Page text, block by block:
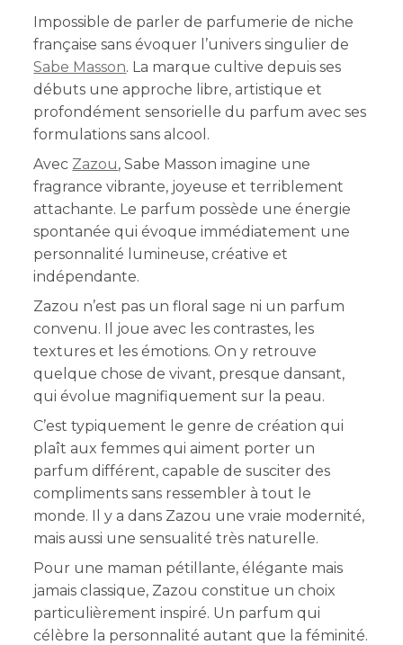
Impossible de parler de parfumerie de niche
française sans évoquer l’univers singulier de
Sabe Masson. La marque cultive depuis ses
débuts une approche libre, artistique et
profondément sensorielle du parfum avec ses
formulations sans alcool.
Avec Zazou, Sabe Masson imagine une
fragrance vibrante, joyeuse et terriblement
attachante. Le parfum possède une énergie
spontanée qui évoque immédiatement une
personnalité lumineuse, créative et
indépendante.
Zazou n’est pas un floral sage ni un parfum
convenu. Il joue avec les contrastes, les
textures et les émotions. On y retrouve
quelque chose de vivant, presque dansant,
qui évolue magnifiquement sur la peau.
C’est typiquement le genre de création qui
plaît aux femmes qui aiment porter un
parfum différent, capable de susciter des
compliments sans ressembler à tout le
monde. Il y a dans Zazou une vraie modernité,
mais aussi une sensualité très naturelle.
Pour une maman pétillante, élégante mais
jamais classique, Zazou constitue un choix
particulièrement inspiré. Un parfum qui
célèbre la personnalité autant que la féminité.